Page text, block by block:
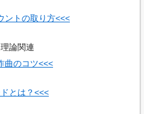
ントの取り方<<<
論関連
曲のコツ<<<
とは？<<<